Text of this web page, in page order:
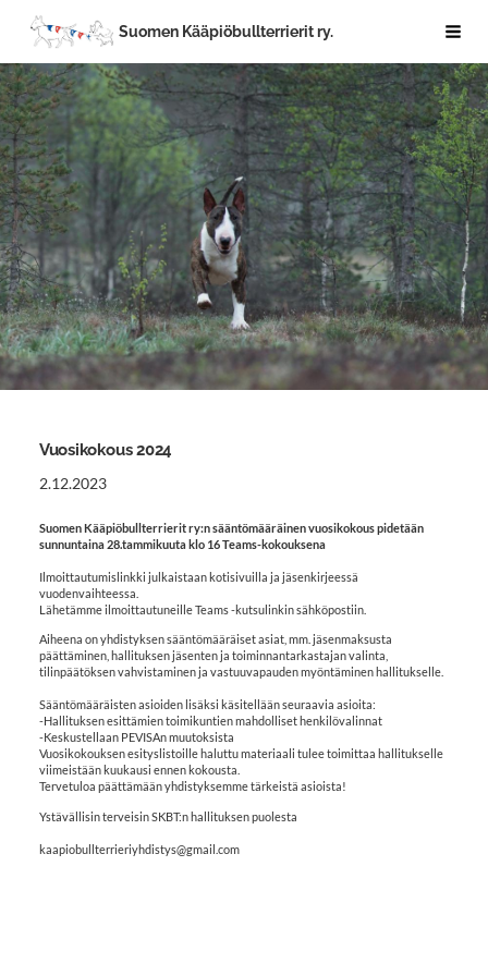
Siirry
sivun
sisältöön
Suomen Kääpiöbullterrierit ry.
Vuosikokous 2024
2.12.2023
Suomen Kääpiöbullterrierit ry:n sääntömääräinen vuosikokous pidetään
sunnuntaina 28.tammikuuta klo 16 Teams-kokouksena
Ilmoittautumislinkki julkaistaan kotisivuilla ja jäsenkirjeessä
vuodenvaihteessa.
Lähetämme ilmoittautuneille Teams -kutsulinkin sähköpostiin.
Aiheena on yhdistyksen sääntömääräiset asiat, mm. jäsenmaksusta
päättäminen, hallituksen jäsenten ja toiminnantarkastajan valinta,
tilinpäätöksen vahvistaminen ja vastuuvapauden myöntäminen hallitukselle.
Sääntömääräisten asioiden lisäksi käsitellään seuraavia asioita:
-Hallituksen esittämien toimikuntien mahdolliset henkilövalinnat
-Keskustellaan PEVISAn muutoksista
Vuosikokouksen esityslistoille haluttu materiaali tulee toimittaa hallitukselle
viimeistään kuukausi ennen kokousta.
Tervetuloa päättämään yhdistyksemme tärkeistä asioista!
Ystävällisin terveisin SKBT:n hallituksen puolesta
kaapiobullterrieriyhdistys@gmail.com